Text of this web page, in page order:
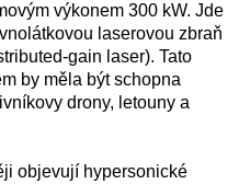
výkonem 300 kW. Jde
laserovou zbraň
gain laser). Tato
by měla být schopna
drony, letouny a
objevují hypersonické